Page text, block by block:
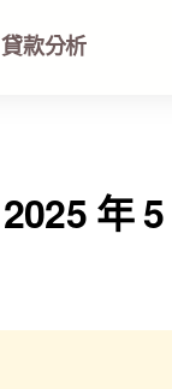
貸款分析
2025 年 5